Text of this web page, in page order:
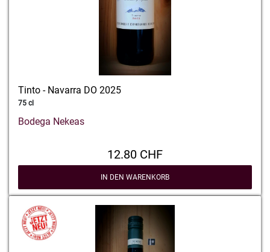
Tinto - Navarra DO 2025
75 cl
Bodega Nekeas
12.80 CHF
IN DEN WARENKORB